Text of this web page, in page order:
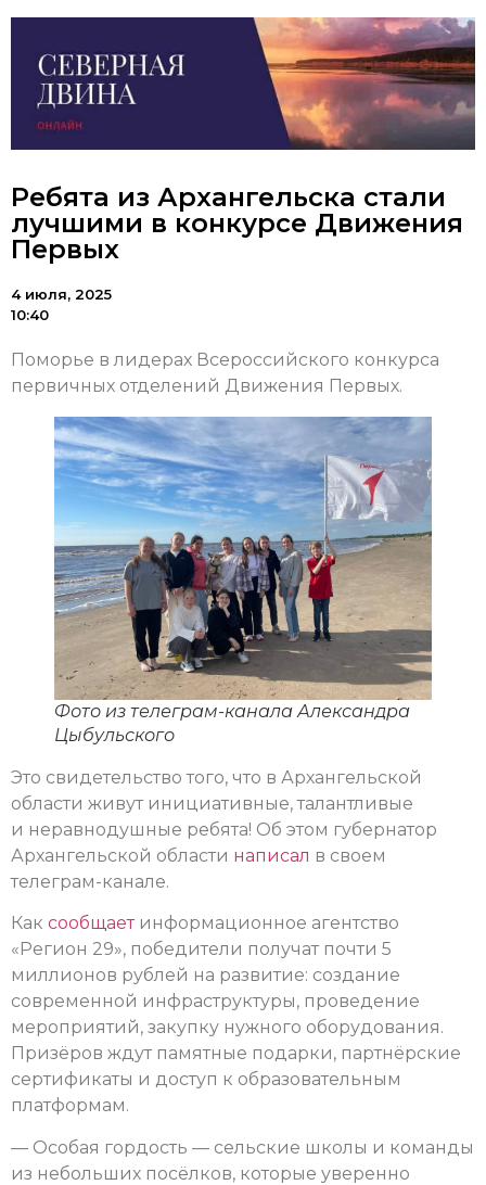
Ребята из Архангельска стали
лучшими в конкурсе Движения
Первых
4 июля, 2025
10:40
Поморье в лидерах Всероссийского конкурса
первичных отделений Движения Первых.
Фото из телеграм-канала Александра
Цыбульского
Это свидетельство того, что в Архангельской
области живут инициативные, талантливые
и неравнодушные ребята! Об этом губернатор
Архангельской области написал в своем
телеграм-канале.
Как сообщаетинформационное агентство
«Регион 29», победители получат почти 5
миллионов рублей на развитие: создание
современной инфраструктуры, проведение
мероприятий, закупку нужного оборудования.
Призёров ждут памятные подарки, партнёрские
сертификаты и доступ к образовательным
платформам.
— Особая гордость — сельские школы и команды
из небольших посёлков, которые уверенно